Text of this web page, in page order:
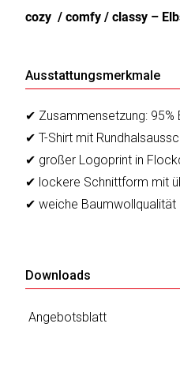
cozy / comfy / classy –
Ausstattungsmerkmale
✔ Zusammensetzung: 95%
✔ T-Shirt mit
✔ großer Logoprint in
✔ lockere Schnittform mit
✔ weiche Baumwollqualität
Downloads
Angebotsblatt